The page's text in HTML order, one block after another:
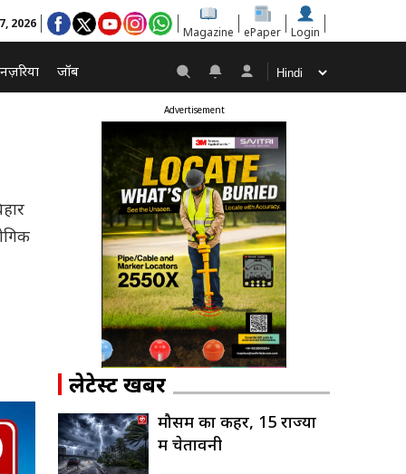
2026
Magazine ePaper Login
नज़रिया जॉब
Advertisement
लेटेस्ट खबरें
मौसम का कहर, 15 राज्यों
में चेतावनी